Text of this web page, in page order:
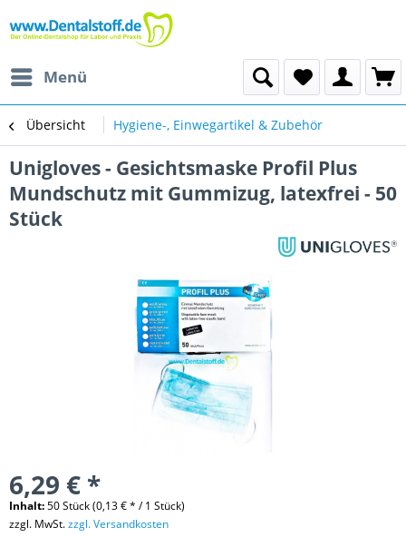
Menü
Übersicht Hygiene-, Einwegartikel & Zubehör
Unigloves - Gesichtsmaske Profil Plus
Mundschutz mit Gummizug, latexfrei - 50
Stück
6,29 € *
Inhalt:50 Stück (0,13 € * / 1 Stück)
zzgl. MwSt.zzgl. Versandkosten